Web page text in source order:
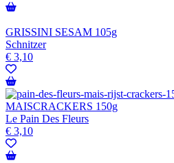
GRISSINI SESAM 105g
Schnitzer
€ 3,10
MAISCRACKERS 150g
Le Pain Des Fleurs
€ 3,10